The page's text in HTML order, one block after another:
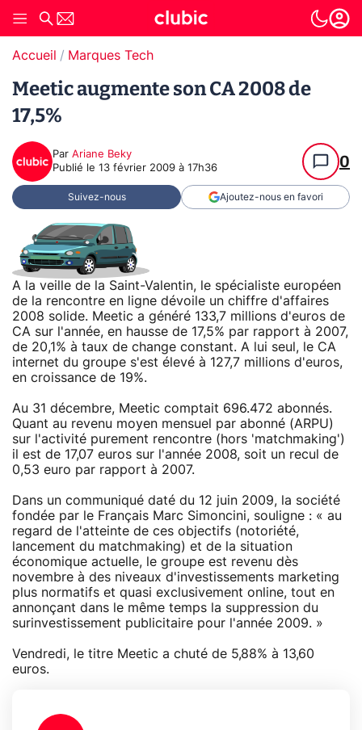
Accueil Marques Tech
Meetic augmente son CA 2008 de
17,5%
Par Ariane Beky
Publié le 13 février 2009 à 17h36 0
Suivez-nous Ajoutez-nous en favori
A la veille de la Saint-Valentin, le spécialiste européen
de la rencontre en ligne dévoile un chiffre d'affaires
2008 solide. Meetic a généré 133,7 millions d'euros de
CA sur l'année, en hausse de 17,5% par rapport à 2007,
de 20,1% à taux de change constant. A lui seul, le CA
internet du groupe s'est élevé à 127,7 millions d'euros,
en croissance de 19%.
Au 31 décembre, Meetic comptait 696.472 abonnés.
Quant au revenu moyen mensuel par abonné (ARPU)
sur l'activité purement rencontre (hors 'matchmaking')
il est de 17,07 euros sur l'année 2008, soit un recul de
0,53 euro par rapport à 2007.
Dans un communiqué daté du 12 juin 2009, la société
fondée par le Français Marc Simoncini, souligne : « au
regard de l'atteinte de ces objectifs (notoriété,
lancement du matchmaking) et de la situation
économique actuelle, le groupe est revenu dès
novembre à des niveaux d'investissements marketing
plus normatifs et quasi exclusivement online, tout en
annonçant dans le même temps la suppression du
surinvestissement publicitaire pour l'année 2009. »
Vendredi, le titre Meetic a chuté de 5,88% à 13,60
euros.